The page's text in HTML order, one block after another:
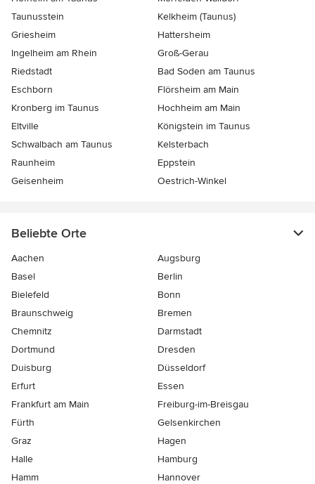
Taunusstein
Kelkheim (Taunus)
Griesheim
Hattersheim
Ingelheim am Rhein
Groß-Gerau
Riedstadt
Bad Soden am Taunus
Eschborn
Flörsheim am Main
Kronberg im Taunus
Hochheim am Main
Eltville
Königstein im Taunus
Schwalbach am Taunus
Kelsterbach
Raunheim
Eppstein
Geisenheim
Oestrich-Winkel
Beliebte Orte
Aachen
Augsburg
Basel
Berlin
Bielefeld
Bonn
Braunschweig
Bremen
Chemnitz
Darmstadt
Dortmund
Dresden
Duisburg
Düsseldorf
Erfurt
Essen
Frankfurt am Main
Freiburg-im-Breisgau
Fürth
Gelsenkirchen
Graz
Hagen
Halle
Hamburg
Hamm
Hannover